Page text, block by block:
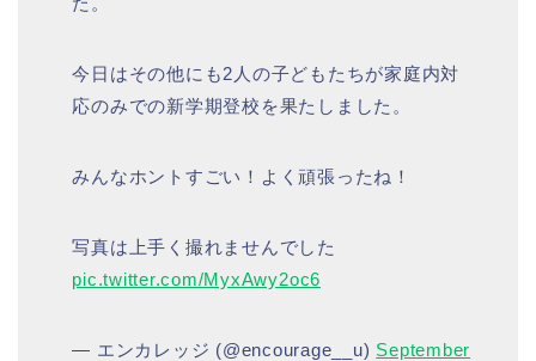
今日はその他にも2人の子どもたちが家庭内対
応のみでの新学期登校を果たしました。
みんなホントすごい！よく頑張ったね！
写真は上手く撮れませんでした
pic.twitter.com/MyxAwy2oc6
— エンカレッジ (@encourage__u) September